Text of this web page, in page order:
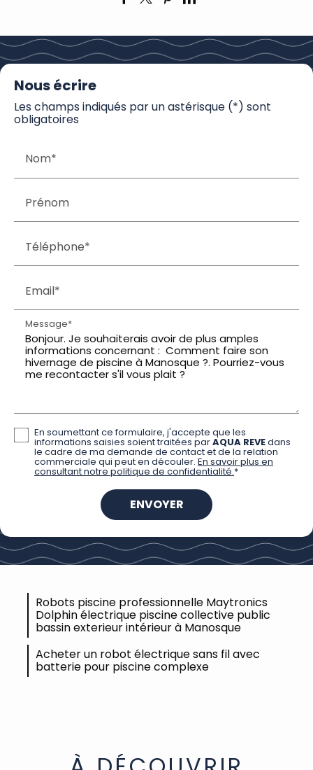
Nous écrire
Les champs indiqués par un astérisque (*) sont
obligatoires
Nom*
Prénom
Téléphone*
Email*
Message*
En soumettant ce formulaire, j'accepte que les
informations saisies soient traitées parAQUA REVEdans
le cadre de ma demande de contact et de la relation
commerciale qui peut en découler. En savoir plus en
consultant notre politique de confidentialité.*
Robots piscine professionnelle Maytronics
Dolphin électrique piscine collective public
bassin exterieur intérieur à Manosque
Acheter un robot électrique sans fil avec
batterie pour piscine complexe